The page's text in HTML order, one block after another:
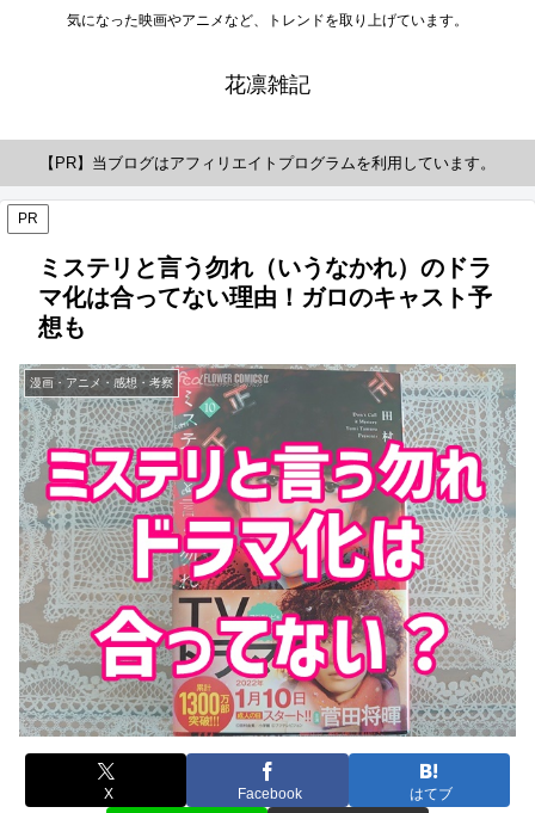
気になった映画やアニメなど、トレンドを取り上げています。
花凛雑記
【PR】当ブログはアフィリエイトプログラムを利用しています。
PR
ミステリと言う勿れ（いうなかれ）のドラ
マ化は合ってない理由！ガロのキャスト予
想も
漫画・アニメ・感想・考察
X Facebook はてブ